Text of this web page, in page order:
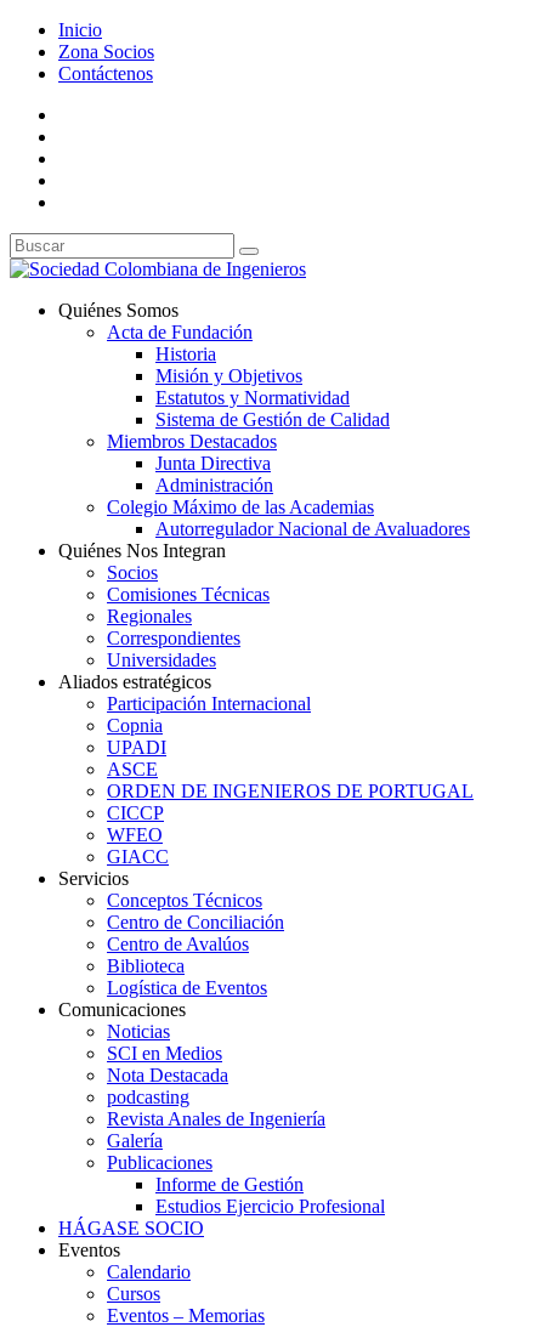
Inicio
Zona Socios
Contáctenos
Quiénes Somos
Acta de Fundación
Historia
Misión y Objetivos
Estatutos y Normatividad
Sistema de Gestión de Calidad
Miembros Destacados
Junta Directiva
Administración
Colegio Máximo de las Academias
Autorregulador Nacional de Avaluadores
Quiénes Nos Integran
Socios
Comisiones Técnicas
Regionales
Correspondientes
Universidades
Aliados estratégicos
Participación Internacional
Copnia
UPADI
ASCE
ORDEN DE INGENIEROS DE PORTUGAL
CICCP
WFEO
GIACC
Servicios
Conceptos Técnicos
Centro de Conciliación
Centro de Avalúos
Biblioteca
Logística de Eventos
Comunicaciones
Noticias
SCI en Medios
Nota Destacada
podcasting
Revista Anales de Ingeniería
Galería
Publicaciones
Informe de Gestión
Estudios Ejercicio Profesional
HÁGASE SOCIO
Eventos
Calendario
Cursos
Eventos – Memorias